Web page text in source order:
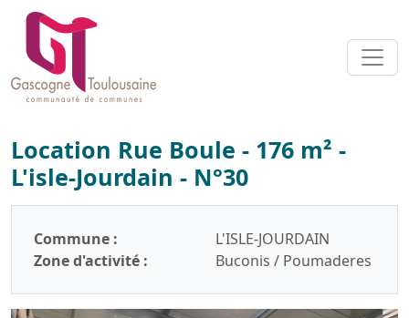
Location Rue Boule - 176 m² -
L'isle-Jourdain - N°30
Commune :
L'ISLE-JOURDAIN
Zone d'activité :
Buconis / Poumaderes